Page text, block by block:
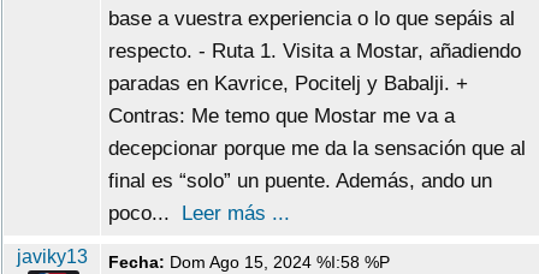
base a vuestra experiencia o lo que sepáis al
respecto. - Ruta 1. Visita a Mostar, añadiendo
paradas en Kavrice, Pocitelj y Babalji. +
Contras: Me temo que Mostar me va a
decepcionar porque me da la sensación que al
final es “solo” un puente. Además, ando un
poco...
Leer más ...
javiky13 Fecha: Dom Ago 15, 2024 %I:58 %P